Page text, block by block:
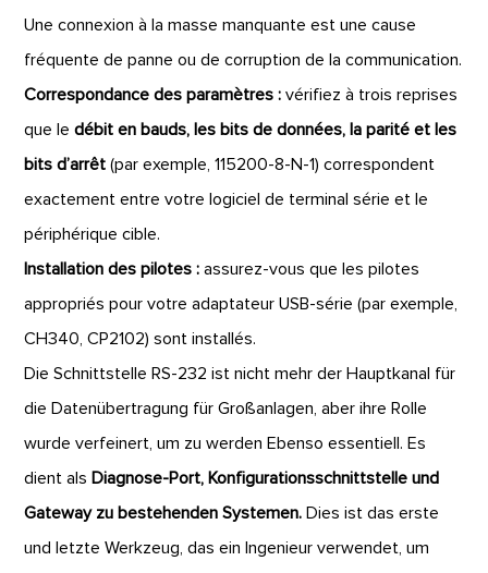
Une connexion à la masse manquante est une cause
fréquente de panne ou de corruption de la communication.
Correspondance des paramètres :vérifiez à trois reprises
que ledébit en bauds, les bits de données, la parité et les
bits d’arrêt(par exemple, 115200-8-N-1) correspondent
exactement entre votre logiciel de terminal série et le
périphérique cible.
Installation des pilotes :assurez-vous que les pilotes
appropriés pour votre adaptateur USB-série (par exemple,
CH340, CP2102) sont installés.
Die Schnittstelle RS-232 ist nicht mehr der Hauptkanal für
die Datenübertragung für Großanlagen, aber ihre Rolle
wurde verfeinert, um zu werden Ebenso essentiell. Es
dient als Diagnose-Port, Konfigurationsschnittstelle und
Gateway zu bestehenden Systemen. Dies ist das erste
und letzte Werkzeug, das ein Ingenieur verwendet, um